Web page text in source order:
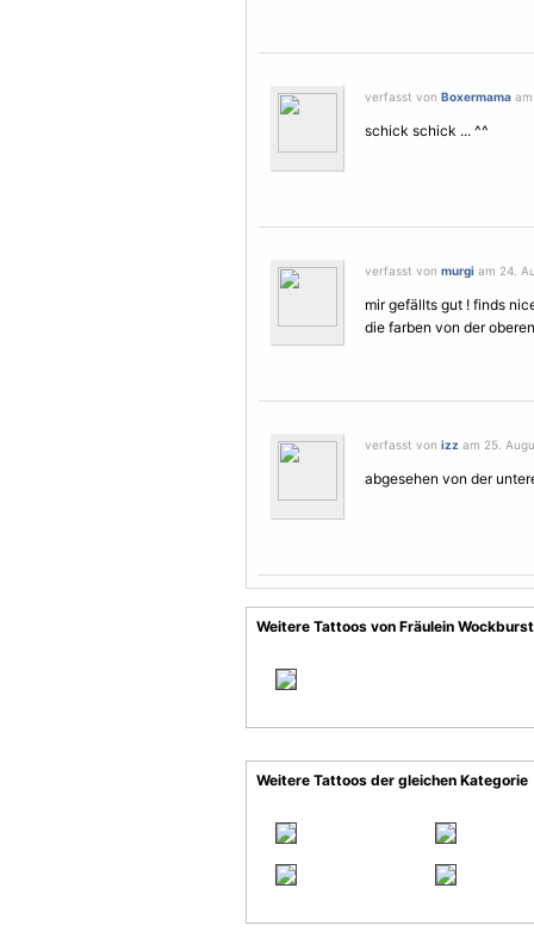
verfasst von Boxermama
schick schick ... ^^
verfasst von murgi am 24.
mir gefällts gut ! finds
die farben von der
verfasst von izz am 25.
abgesehen von der
Weitere Tattoos von Fräulein Wockburst
Weitere Tattoos der gleichen Kategorie